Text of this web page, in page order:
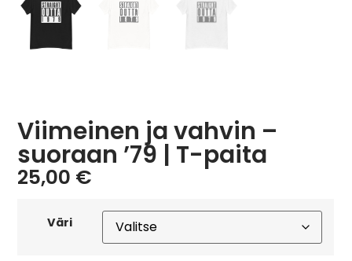
Viimeinen ja vahvin –
suoraan ’79 | T-paita
25,00 €
Väri